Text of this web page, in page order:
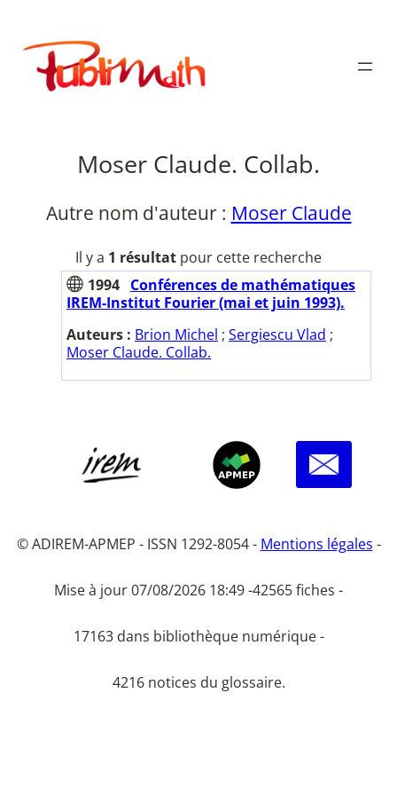
contenu
Publimath
Moser Claude. Collab.
Autre nom d'auteur : Moser Claude
Il y a 1 résultat pour cette recherche
1994 Conférences de mathématiques
IREM-Institut Fourier (mai et juin 1993).
Auteurs : Brion Michel ; Sergiescu Vlad ;
Moser Claude. Collab.
© ADIREM-APMEP - ISSN 1292-8054 - Mentions légales -
Mise à jour 07/08/2026 18:49 -42565 fiches -
17163 dans bibliothèque numérique -
4216 notices du glossaire.